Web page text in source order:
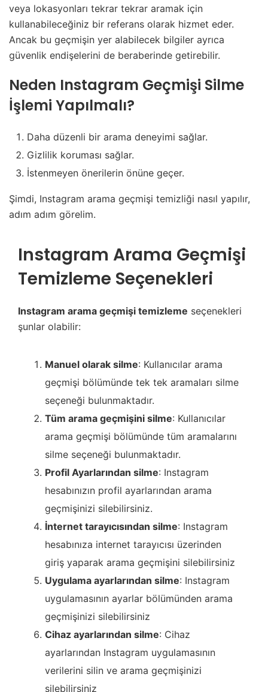
veya lokasyonları tekrar tekrar aramak için
kullanabileceğiniz bir referans olarak hizmet eder.
Ancak bu geçmişin yer alabilecek bilgiler ayrıca
güvenlik endişelerini de beraberinde getirebilir.
Neden Instagram Geçmişi Silme
İşlemi Yapılmalı?
Daha düzenli bir arama deneyimi sağlar.
Gizlilik koruması sağlar.
İstenmeyen önerilerin önüne geçer.
Şimdi, Instagram arama geçmişi temizliği nasıl yapılır,
adım adım görelim.
Instagram Arama Geçmişi
Temizleme Seçenekleri
Instagram arama geçmişi temizleme seçenekleri
şunlar olabilir:
Manuel olarak silme: Kullanıcılar arama
geçmişi bölümünde tek tek aramaları silme
seçeneği bulunmaktadır.
Tüm arama geçmişini silme: Kullanıcılar
arama geçmişi bölümünde tüm aramalarını
silme seçeneği bulunmaktadır.
Profil Ayarlarından silme: Instagram
hesabınızın profil ayarlarından arama
geçmişinizi silebilirsiniz.
İnternet tarayıcısından silme: Instagram
hesabınıza internet tarayıcısı üzerinden
giriş yaparak arama geçmişini silebilirsiniz
Uygulama ayarlarından silme: Instagram
uygulamasının ayarlar bölümünden arama
geçmişinizi silebilirsiniz
Cihaz ayarlarından silme: Cihaz
ayarlarından Instagram uygulamasının
verilerini silin ve arama geçmişinizi
silebilirsiniz